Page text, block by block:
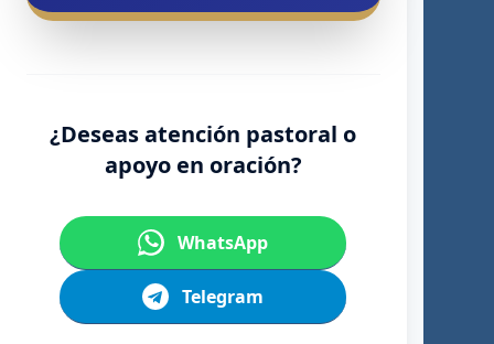
¿Deseas atención pastoral o
apoyo en oración?
WhatsApp
Telegram